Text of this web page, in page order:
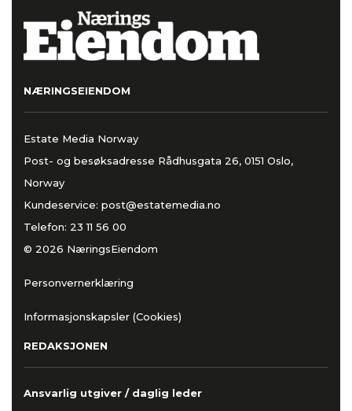
NÆRINGSEIENDOM
Estate Media Norway
Post- og besøksadresse Rådhusgata 26, 0151 Oslo,
Norway
Kundeservice: post@estatemedia.no
Telefon: 23 11 56 00
© 2026 NæringsEiendom
Personvernerklæring
Informasjonskapsler (Cookies)
REDAKSJONEN
Ansvarlig utgiver / daglig leder